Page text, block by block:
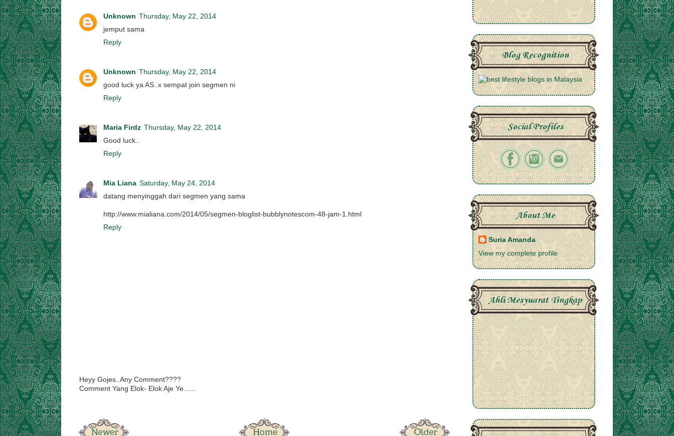
Unknown Thursday, May 22, 2014
jemput sama
Reply
Unknown Thursday, May 22, 2014
good luck ya AS..x sempat join segmen ni
Reply
Maria Firdz Thursday, May 22, 2014
Good luck..
Reply
Mia Liana Saturday, May 24, 2014
datang menyinggah dari segmen yang sama
http://www.mialiana.com/2014/05/segmen-bloglist-bubblynotescom-48-jam-1.html
Reply
Heyy Gojes..Any Comment????
Comment Yang Elok- Elok Aje Ye......
Blog Recognition
Social Profiles
About Me
Suria Amanda
View my complete profile
Ahli Mesyuarat Tingkap